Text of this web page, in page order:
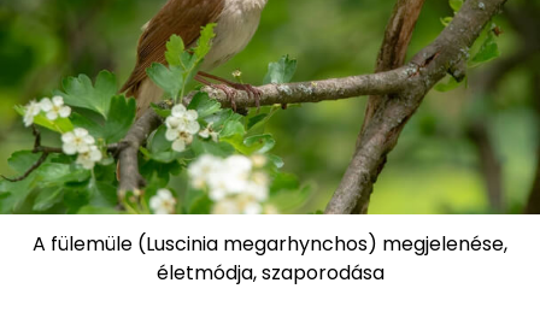
A fülemüle (Luscinia megarhynchos) megjelenése,
életmódja, szaporodása